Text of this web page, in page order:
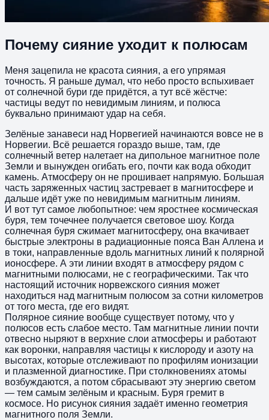
Почему сияние уходит к полюсам
Меня зацепила не красота сияния, а его упрямая
точность. Я раньше думал, что небо просто вспыхивает
от солнечной бури где придётся, а тут всё жёстче:
частицы ведут по невидимым линиям, и полюса
буквально принимают удар на себя.
Зелёные занавеси над Норвегией начинаются вовсе не в
Норвегии. Всё решается гораздо выше, там, где
солнечный ветер налетает на дипольное магнитное поле
Земли и вынужден огибать его, почти как вода обходит
камень. Атмосферу он не прошивает напрямую. Большая
часть заряженных частиц застревает в магнитосфере и
дальше идёт уже по невидимым магнитным линиям.
И вот тут самое любопытное: чем яростнее космическая
буря, тем точечнее получается световое шоу. Когда
солнечная буря сжимает магнитосферу, она вкачивает
быстрые электроны в радиационные пояса Ван Аллена и
в токи, направленные вдоль магнитных линий к полярной
ионосфере. А эти линии входят в атмосферу рядом с
магнитными полюсами, не с географическими. Так что
настоящий источник норвежского сияния может
находиться над магнитным полюсом за сотни километров
от того места, где его видят.
Полярное сияние вообще существует потому, что у
полюсов есть слабое место. Там магнитные линии почти
отвесно ныряют в верхние слои атмосферы и работают
как воронки, направляя частицы к кислороду и азоту на
высотах, которые отслеживают по профилям ионизации
и плазменной диагностике. При столкновениях атомы
возбуждаются, а потом сбрасывают эту энергию светом
— тем самым зелёным и красным. Буря гремит в
космосе. Но рисунок сияния задаёт именно геометрия
магнитного поля Земли.